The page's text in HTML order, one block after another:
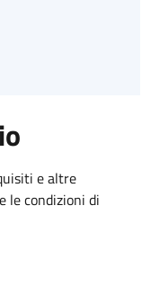
e altre
le condizioni di